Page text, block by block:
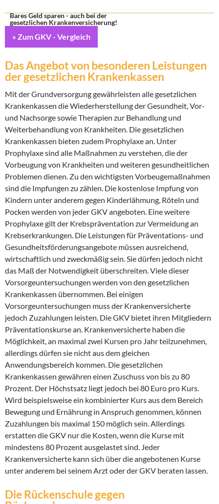
Bares Geld sparen - auch bei der
gesetzlichen Krankenversicherung!
» Zum GKV - Vergleich
Das Angebot von besonderen Leistungen
der gesetzlichen Krankenkassen
Mit der Grundversorgung gewährleisten alle gesetzlichen
Krankenkassen die Wiederherstellung der Gesundheit, Vor-
und Nachsorge sowie Therapien zur Behandlung und
Weiterbehandlung von Krankheiten. Die gesetzlichen
Krankenkassen bieten zudem Prophylaxe an. Unter
Prophylaxe sind alle Maßnahmen zu verstehen, die der
Vorbeugung von Krankheiten und weiteren gesundheitlichen
Problemen dienen. Zu den wichtigsten Vorbeugemaßnahmen
sind die Impfungen zu zählen. Die kostenlose Impfung von
Kindern unter anderem gegen Kinderlähmung, Röteln und
Pocken werden von jeder GKV angeboten. Eine weitere
Prophylaxe gilt der Krebspräventation zur Vermeidung an
Krebserkrankungen. Die Leistungen für Präventations- und
Gesundheitsförderungsangebote müssen ausreichend,
wirtschaftlich und zweckmäßig sein. Sie dürfen jedoch nicht
das Maß der Notwendigkeit überschreiten. Viele dieser
Vorsorgeuntersuchungen werden von den gesetzlichen
Krankenkassen übernommen. Bei einigen
Vorsorgeuntersuchungen muss der Krankenversicherte
jedoch Zuzahlungen leisten. Die GKV bietet ihren Mitgliedern
Präventationskurse an. Krankenversicherte haben die
Möglichkeit, an maximal zwei Kursen pro Jahr teilzunehmen,
allerdings dürfen sie nicht aus dem gleichen
Anwendungsbereich kommen. Die gesetzlichen
Krankenkassen gewähren einen Zuschuss von bis zu 80
Prozent. Der Höchstsatz liegt jedoch bei 80 Euro pro Kurs.
Wird beispielsweise ein kombinierter Kurs aus dem Bereich
Bewegung und Ernährung in Anspruch genommen, können
Zuzahlungen bis maximal 150 möglich sein. Allerdings
erstatten die GKV nur die Kosten, wenn die Kurse mit
mindestens 80 Prozent ausgelastet sind. Jeder
Krankenversicherte kann sich über die angebotenen Kurse
unter anderem bei seinem Arzt oder der GKV beraten lassen.
Die Rückenschule gegen